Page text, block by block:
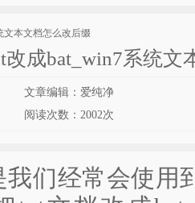
成bat_win7系统文
文章编辑：爱纯净
阅读次数： 2002次
经常会使用